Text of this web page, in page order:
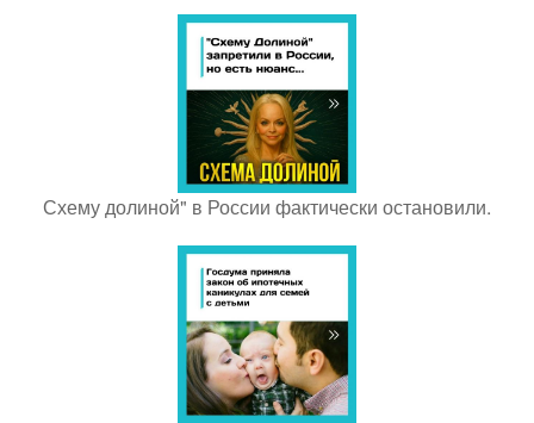
Схему долиной" в России фактически остановили.